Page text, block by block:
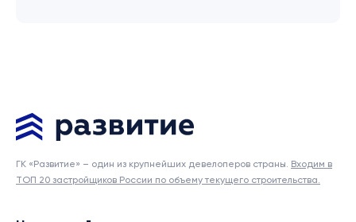
ГК «Развитие» – один из крупнейших девелоперов страны. Входим в
ТОП 20 застройщиков России по объему текущего строительства.